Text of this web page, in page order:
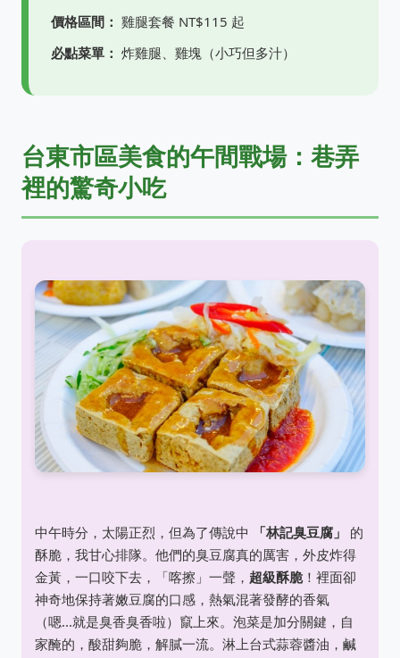
價格區間： 雞腿套餐 NT$115 起
必點菜單： 炸雞腿、雞塊（小巧但多汁）
台東市區美食的午間戰場：巷弄
裡的驚奇小吃
中午時分，太陽正烈，但為了傳說中 「林記臭豆腐」
的
酥脆，我甘心排隊。他們的臭豆腐真的厲害，外皮炸得
金黃，一口咬下去，「喀擦」一聲， 超級酥脆！裡面卻
神奇地保持著嫩豆腐的口感，熱氣混著發酵的香氣
（嗯...就是臭香臭香啦）竄上來。泡菜是加分關鍵，自
家醃的，酸甜夠脆，解膩一流。淋上台式蒜蓉醬油，鹹